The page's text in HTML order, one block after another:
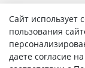
Сайт использует
пользования
даете согласие
© 2001-2026
Битрикс:
Согласие на
Отзыв согласия на